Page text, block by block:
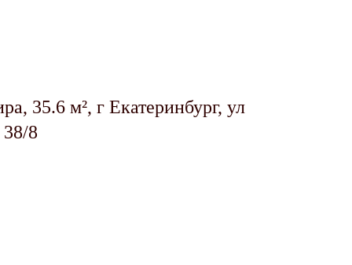
35.6 м², г Екатеринбург, ул
8